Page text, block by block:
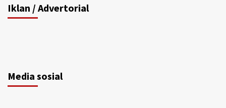
Iklan / Advertorial
Media sosial